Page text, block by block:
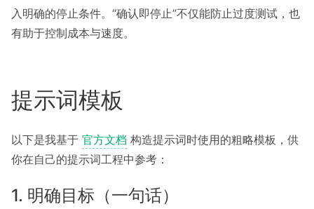
入明确的停止条件。“确认即停止”不仅能防止过度测试，也
有助于控制成本与速度。
提示词模板
以下是我基于 官方文档 构造提示词时使用的粗略模板，供
你在自己的提示词工程中参考：
1. 明确目标（一句话）